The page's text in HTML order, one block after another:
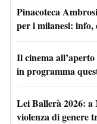
Pinacoteca
per i milanesi: info,
Il cinema
in programma
Lei Ballerà 2026: a
violenza di genere